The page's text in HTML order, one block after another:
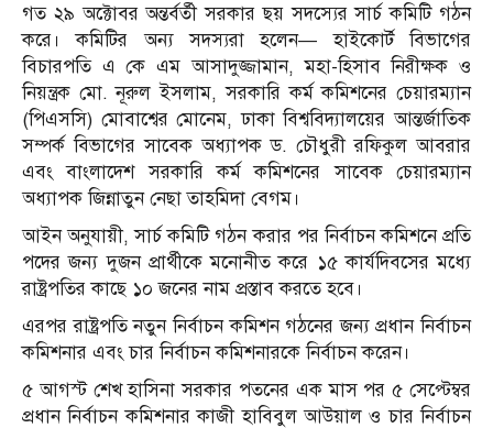
গত ২৯ অক্টোবর অন্তর্বর্তী সরকার ছয় সদস্যের সার্চ কমিটি গঠন
করে। কমিটির অন্য সদস্যরা হলেন— হাইকোর্ট বিভাগের
বিচারপতি এ কে এম আসাদুজ্জামান, মহা-হিসাব নিরীক্ষক ও
নিয়ন্ত্রক মো. নূরুল ইসলাম, সরকারি কর্ম কমিশনের চেয়ারম্যান
(পিএসসি) মোবাশ্বের মোনেম, ঢাকা বিশ্ববিদ্যালয়ের আন্তর্জাতিক
সম্পর্ক বিভাগের সাবেক অধ্যাপক ড. চৌধুরী রফিকুল আবরার
এবং বাংলাদেশ সরকারি কর্ম কমিশনের সাবেক চেয়ারম্যান
অধ্যাপক জিন্নাতুন নেছা তাহমিদা বেগম।
আইন অনুযায়ী, সার্চ কমিটি গঠন করার পর নির্বাচন কমিশনে প্রতি
পদের জন্য দুজন প্রার্থীকে মনোনীত করে ১৫ কার্যদিবসের মধ্যে
রাষ্ট্রপতির কাছে ১০ জনের নাম প্রস্তাব করতে হবে।
এরপর রাষ্ট্রপতি নতুন নির্বাচন কমিশন গঠনের জন্য প্রধান নির্বাচন
কমিশনার এবং চার নির্বাচন কমিশনারকে নির্বাচন করেন।
৫ আগস্ট শেখ হাসিনা সরকার পতনের এক মাস পর ৫ সেপ্টেম্বর
প্রধান নির্বাচন কমিশনার কাজী হাবিবুল আউয়াল ও চার নির্বাচন